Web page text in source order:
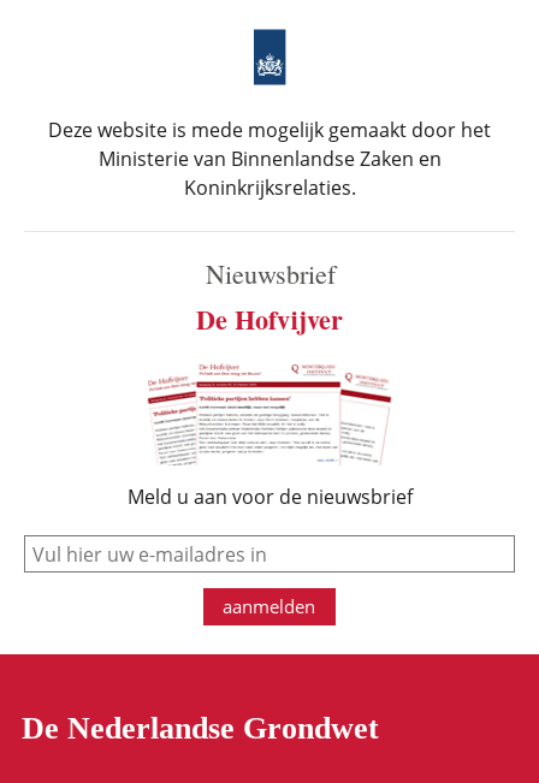
Deze website is mede mogelijk gemaakt door het
Ministerie van Binnenlandse Zaken en
Koninkrijksrelaties.
Nieuwsbrief
De Hofvijver
Meld u aan voor de nieuwsbrief
e-mail
aanmelden
De Nederlandse Grondwet